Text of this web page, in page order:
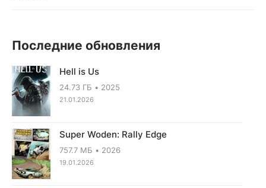
Последние обновления
Hell is Us
24.73 ГБ 2025
21.01.2026
Super Woden: Rally Edge
757.7 МБ 2026
19.01.2026